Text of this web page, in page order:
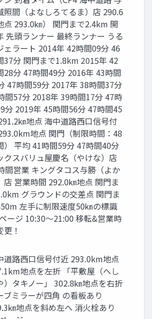
照間（よなしろてるま）店 290.6
点 293.0㎞） 関門まで2.4km 開
先頭ランナー 最終ランナー うる
ェラート 2014年 42時間09分 46
37分 関門まで1.8km 2015年 42
28分 47時間49分 2016年 43時間
47時間59分 2017年 38時間37分
間57分 2018年 39時間17分 47時
分 2019年 45時間56分 47時間45
㎞地点 海中道路⻄口信号付
地点 関門（制限時間：48
） 平均 41時間59分 47時間40分
クスバリュ屋慶名（やけな）店
間営業 キングタコス与勝（よか
店 営業時間 292.0㎞地点 関門ま
グラウンドの交差点 関門ま
左手に制限速度50㎞の標識
ージ 10:30〜21:00 移転&営業時
更！
道路⻄口信号付近 293.0km地点
地点を左折 「平敷屋（へし
）タキノー」 302.8㎞地点を右折
ブミラーが四角 の看板あり
㎞地点を斜め左へ 消火栓あり